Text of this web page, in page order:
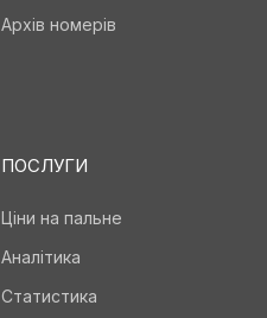
Архів номерів
ПОСЛУГИ
Ціни на пальне
Аналітика
Статистика